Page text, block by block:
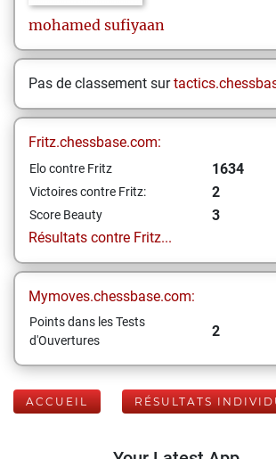
mohamed sufiyaan
Pas de classement sur
Fritz.chessbase.com:
Elo contre Fritz 1634
Victoires contre Fritz: 2
Score Beauty
3
Résultats contre Fritz...
Mymoves.chessbase.com:
Points dans les Tests
d'Ouvertures
2
ACCUEIL RÉSULTATS